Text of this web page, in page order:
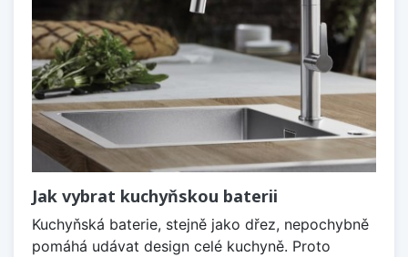
Jak vybrat kuchyňskou baterii
Kuchyňská baterie, stejně jako dřez, nepochybně
pomáhá udávat design celé kuchyně. Proto